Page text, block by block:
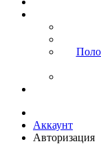
Аккаунт
Авторизация